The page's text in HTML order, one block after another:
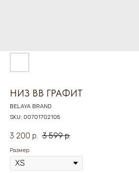
НИЗ BB ГРАФИТ
BELAYA BRAND
SKU: 00701702105
3 200 р. 3 599 р.
Размер